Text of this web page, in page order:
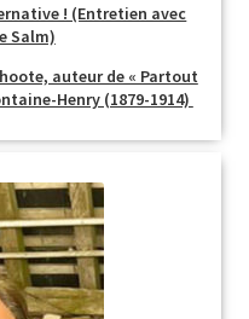
! (Entretien avec
Salm)
auteur de « Partout
Henry (1879-1914)